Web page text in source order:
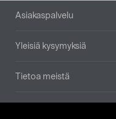
Alatunniste
Asiakaspalvelu
Yleisiä kysymyksiä
Tietoa meistä